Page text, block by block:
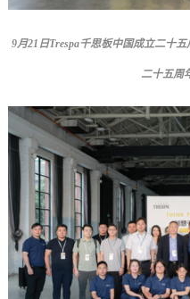
9月21日Trespa千思板中国成立二十
二十五周